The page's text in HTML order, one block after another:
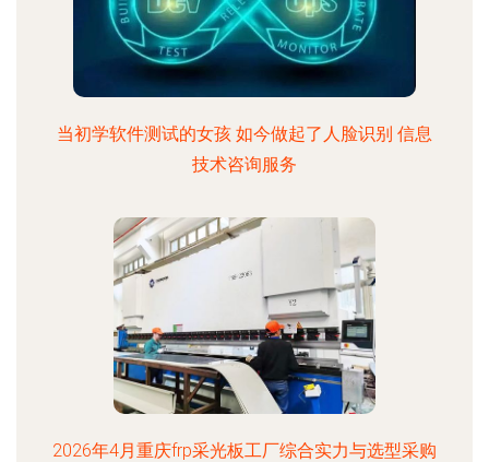
当初学软件测试的女孩 如今做起了人脸识别 信息
技术咨询服务
2026年4月重庆frp采光板工厂综合实力与选型采购